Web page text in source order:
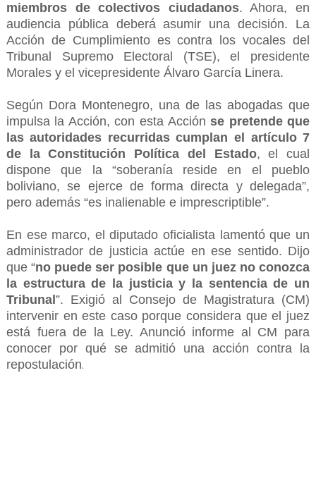
miembros de colectivos ciudadanos. Ahora, en
audiencia pública deberá asumir una decisión. La
Acción de Cumplimiento es contra los vocales del
Tribunal Supremo Electoral (TSE), el presidente
Morales y el vicepresidente Álvaro García Linera.
Según Dora Montenegro, una de las abogadas que
impulsa la Acción, con esta Acciónse pretende que
las autoridades recurridas cumplan el artículo 7
de la Constitución Política del Estado, el cual
dispone que la “soberanía reside en el pueblo
boliviano, se ejerce de forma directa y delegada”,
pero además “es inalienable e imprescriptible”.
En ese marco, el diputado oficialista lamentó que un
administrador de justicia actúe en ese sentido. Dijo
que “no puede ser posible que un juez no conozca
la estructura de la justicia y la sentencia de un
Tribunal ”. Exigió al Consejo de Magistratura (CM)
intervenir en este caso porque considera que el juez
está fuera de la Ley. Anunció informe al CM para
conocer por qué se admitió una acción contra la
repostulación.